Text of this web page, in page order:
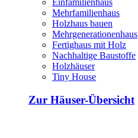
Einfamilienhaus
Mehrfamilienhaus
Holzhaus bauen
Mehrgenerationenhaus
Fertighaus mit Holz
Nachhaltige Baustoffe
Holzhäuser
Tiny House
Zur Häuser-Übersicht